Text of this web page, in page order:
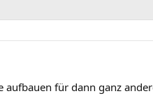
aufbauen für dann ganz